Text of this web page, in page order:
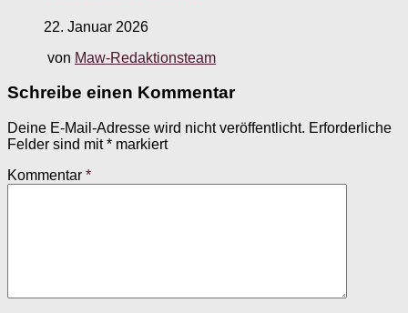
22. Januar 2026
von Maw-Redaktionsteam
Schreibe einen Kommentar
Deine E-Mail-Adresse wird nicht veröffentlicht. Erforderliche
Felder sind mit* markiert
Kommentar *